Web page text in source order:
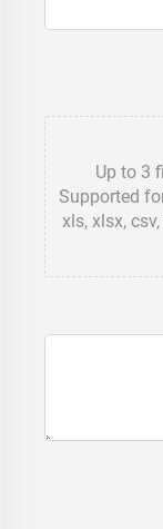
Up to 3
Supported
xls, xlsx,